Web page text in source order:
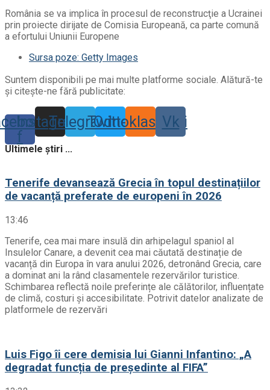
România se va implica în procesul de reconstrucţie a Ucrainei
prin proiecte dirijate de Comisia Europeană, ca parte comună
a efortului Uniunii Europene
Sursa poze: Getty Images
Suntem disponibili pe mai multe platforme sociale. Alătură-te
și citește-ne fără publicitate:
f
Instagram
TelegramTwitter
Odnoklassniki
Vk
Ultimele știri ...
Tenerife devansează Grecia în topul destinațiilor
de vacanță preferate de europeni în 2026
13:46
Tenerife, cea mai mare insulă din arhipelagul spaniol al
Insulelor Canare, a devenit cea mai căutată destinație de
vacanță din Europa în vara anului 2026, detronând Grecia, care
a dominat ani la rând clasamentele rezervărilor turistice.
Schimbarea reflectă noile preferințe ale călătorilor, influențate
de climă, costuri și accesibilitate. Potrivit datelor analizate de
platformele de rezervări
Luis Figo îi cere demisia lui Gianni Infantino: „A
degradat funcția de președinte al FIFA”